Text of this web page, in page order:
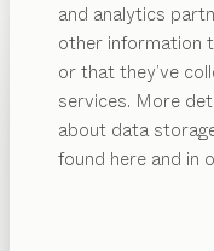
and analytics
other information
or that they’ve
services. More
about data
found here and in
Kategorien
ÜBER
living VMH GmbH
Rathausstraße 55
74722 Buchen-
+49 721 961996-0
E-Mail:
info@team7-